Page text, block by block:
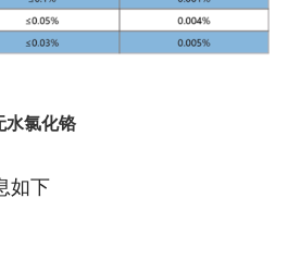
水氯化铬
如下